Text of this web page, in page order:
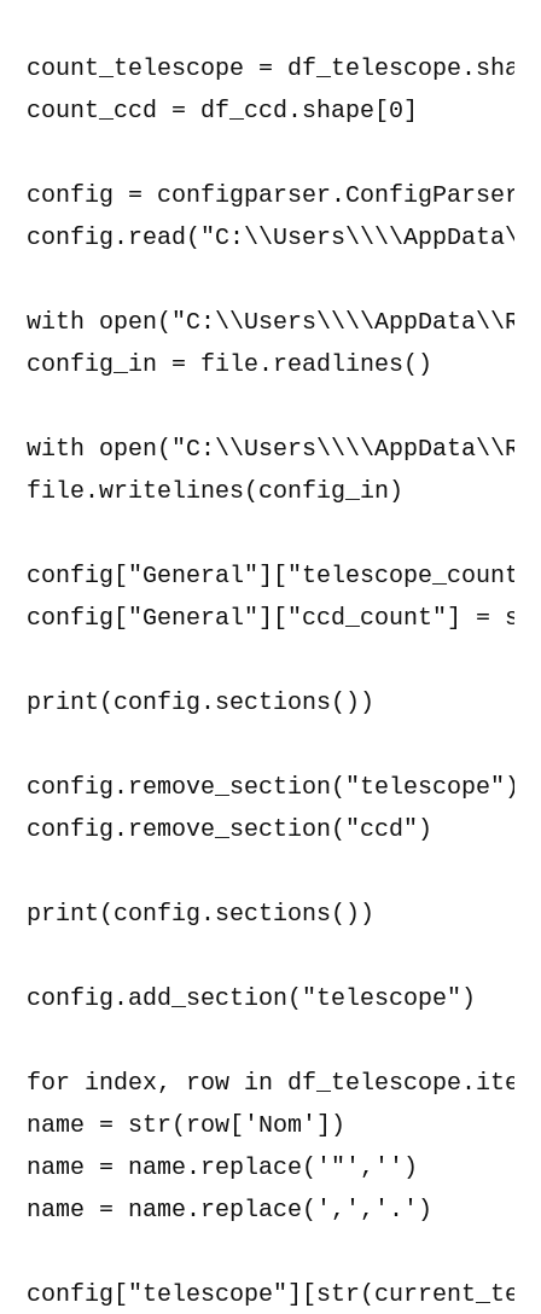
count_telescope =
count_ccd = df_ccd.shape[0]
config =
with
config_in = file.readlines()
with
file.writelines(config_in)
config["General"]["ccd_count"] =
print(config.sections())
config.remove_section("telescope")
config.remove_section("ccd")
print(config.sections())
config.add_section("telescope")
for index, row in
name = str(row['Nom'])
name = name.replace('"','')
name = name.replace(',','.')